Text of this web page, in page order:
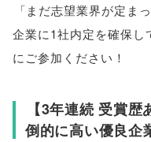
「まだ志望業界が定ま
企業に1社内定を確保し
にご参加ください！
【3年連続 受賞歴
倒的に高い優良企